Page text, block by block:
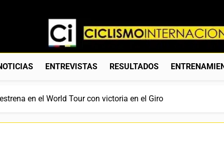
Ciclismo
Web Dedicada Al Ciclismo Mundial. Entrevistas,
ENTREVISTAS RESULTADOS
en el World Tour con victoria en el Giro